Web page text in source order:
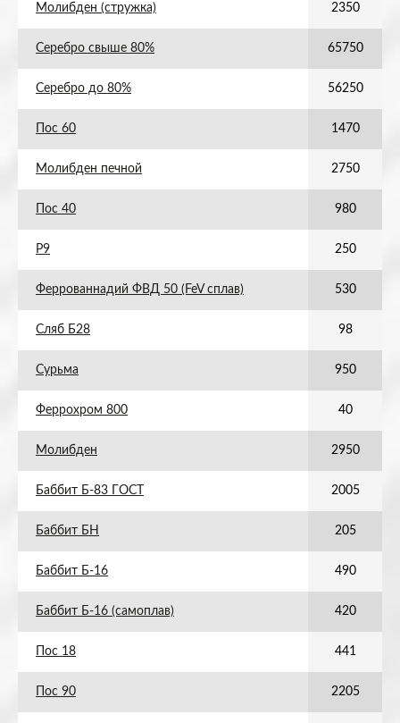
Молибден (стружка) 2350
Серебро свыше 80% 65750
Серебро до 80% 56250
Пос 60 1470
Молибден печной 2750
Пос 40 980
Р9 250
Феррованнадий ФВД 50 (FeV сплав) 530
Сляб Б28 98
Сурьма 950
Феррохром 800 40
Молибден 2950
Баббит Б-83 ГОСТ 2005
Баббит БН 205
Баббит Б-16 490
Баббит Б-16 (самоплав) 420
Пос 18 441
Пос 90 2205